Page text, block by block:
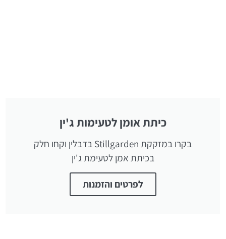
כיתת אומן לטעימות ג'ין
בקרו במזקקת Stillgarden בדבלין וקחו חלק
בכיתת אמן לטעימת ג'ין
לפרטים והזמנות